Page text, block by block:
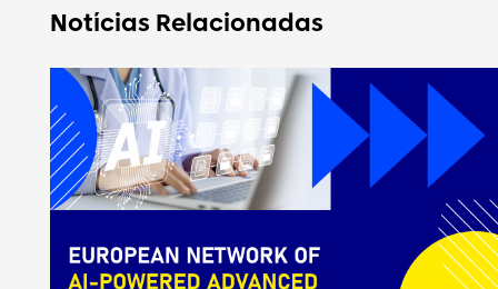
Notícias Relacionadas